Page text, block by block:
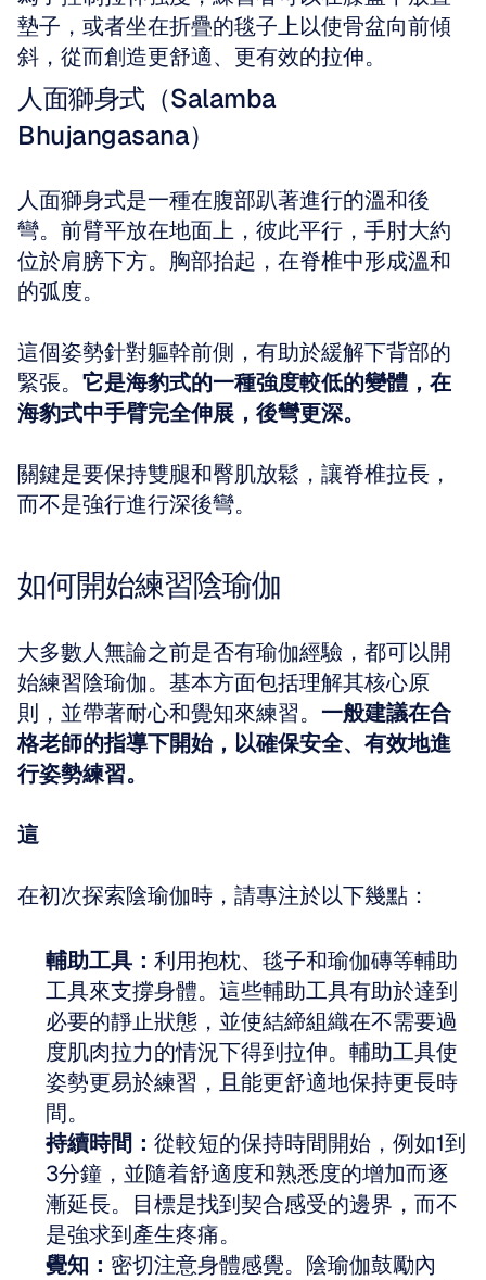
墊子，或者坐在折疊的毯子上以使骨盆向前傾
斜，從而創造更舒適、更有效的拉伸。
人面獅身式（Salamba
Bhujangasana）
人面獅身式是一種在腹部趴著進行的溫和後
彎。前臂平放在地面上，彼此平行，手肘大約
位於肩膀下方。胸部抬起，在脊椎中形成溫和
的弧度。
這個姿勢針對軀幹前側，有助於緩解下背部的
緊張。 它是海豹式的一種強度較低的變體，在
海豹式中手臂完全伸展，後彎更深。
關鍵是要保持雙腿和臀肌放鬆，讓脊椎拉長，
而不是強行進行深後彎。
如何開始練習陰瑜伽
大多數人無論之前是否有瑜伽經驗，都可以開
始練習陰瑜伽。基本方面包括理解其核心原
則，並帶著耐心和覺知來練習。 一般建議在合
格老師的指導下開始，以確保安全、有效地進
行姿勢練習。
這
在初次探索陰瑜伽時，請專注於以下幾點：
輔助工具： 利用抱枕、毯子和瑜伽磚等輔助
工具來支撐身體。這些輔助工具有助於達到
必要的靜止狀態，並使結締組織在不需要過
度肌肉拉力的情況下得到拉伸。輔助工具使
姿勢更易於練習，且能更舒適地保持更長時
間。
持續時間： 從較短的保持時間開始，例如1到
3分鐘，並隨着舒適度和熟悉度的增加而逐
漸延長。目標是找到契合感受的邊界，而不
是強求到產生疼痛。
覺知： 密切注意身體感覺。陰瑜伽鼓勵內